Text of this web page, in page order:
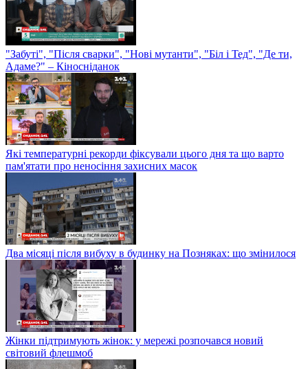
"Забуті", "Після сварки", "Нові мутанти", "Біл і Тед", "Де ти,
Адаме?" – Кіносніданок
Які температурні рекорди фіксували цього дня та що варто
пам'ятати про неносіння захисних масок
Два місяці після вибуху в будинку на Позняках: що змінилося
Жінки підтримують жінок: у мережі розпочався новий
світовий флешмоб